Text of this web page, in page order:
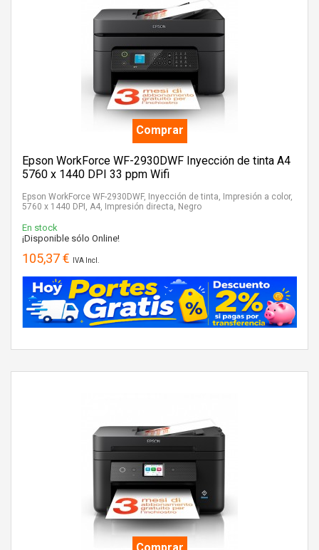
Comprar
Epson WorkForce WF-2930DWF Inyección de tinta A4
5760 x 1440 DPI 33 ppm Wifi
Epson WorkForce WF-2930DWF, Inyección de tinta, Impresión a color,
5760 x 1440 DPI, A4, Impresión directa, Negro
En stock
¡Disponible sólo Online!
105,37 € IVA Incl.
Comprar